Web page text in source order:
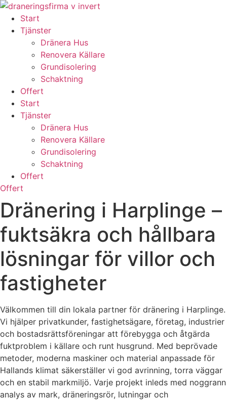
Skip
content
Start
Tjänster
Dränera Hus
Renovera Källare
Grundisolering
Schaktning
Offert
Start
Tjänster
Dränera Hus
Renovera Källare
Grundisolering
Schaktning
Offert
Offert
Dränering i Harplinge –
fuktsäkra och hållbara
lösningar för villor och
fastigheter
Välkommen till din lokala partner för dränering i Harplinge.
Vi hjälper privatkunder, fastighetsägare, företag, industrier
och bostadsrättsföreningar att förebygga och åtgärda
fuktproblem i källare och runt husgrund. Med beprövade
metoder, moderna maskiner och material anpassade för
Hallands klimat säkerställer vi god avrinning, torra väggar
och en stabil markmiljö. Varje projekt inleds med noggrann
analys av mark, dräneringsrör, lutningar och